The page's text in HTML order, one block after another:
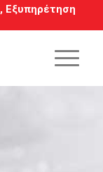
, Εξυπηρέτηση